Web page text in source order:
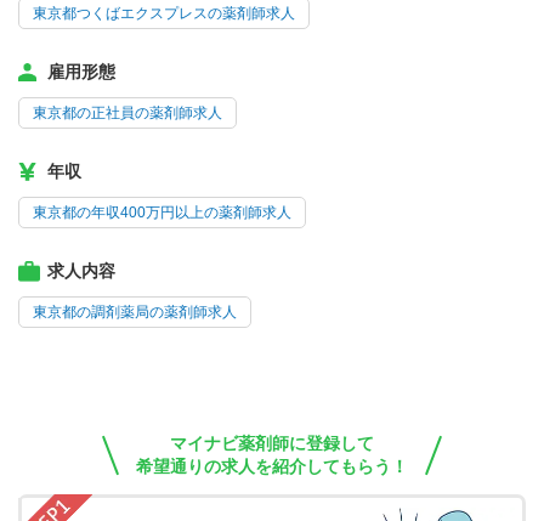
東京都つくばエクスプレスの薬剤師求人
雇用形態
東京都の正社員の薬剤師求人
年収
東京都の年収400万円以上の薬剤師求人
求人内容
東京都の調剤薬局の薬剤師求人
マイナビ薬剤師に登録して
希望通りの求人を紹介してもらう！